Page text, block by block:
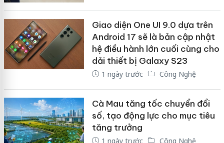
Giao diện One UI 9.0 dựa trên
Android 17 sẽ là bản cập nhật
hệ điều hành lớn cuối cùng cho
dải thiết bị Galaxy S23
1 ngày trước Công Nghệ
Cà Mau tăng tốc chuyển đổi
số, tạo động lực cho mục tiêu
tăng trưởng
1 ngày trước Công Nghệ